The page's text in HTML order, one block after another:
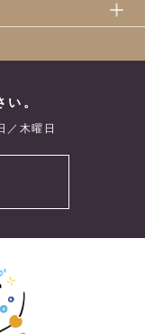
。
木曜日